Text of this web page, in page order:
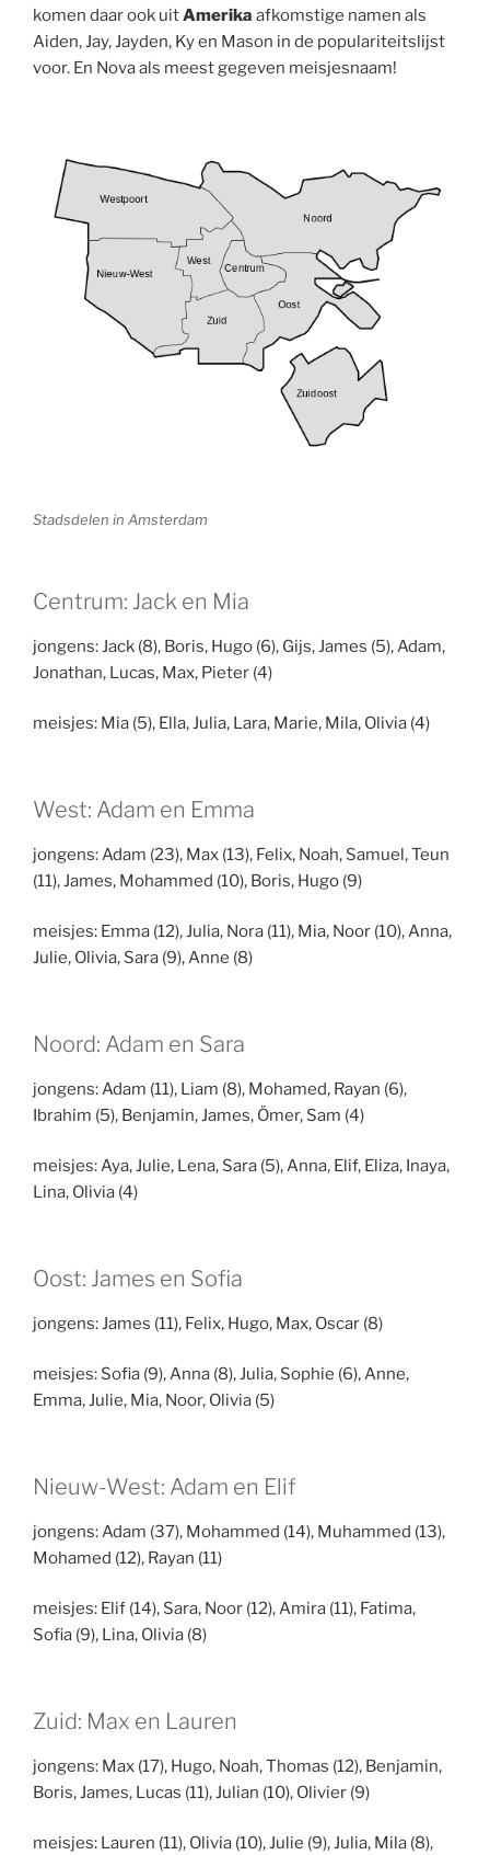
komen daar ook uitAmerika afkomstige namen als
Aiden, Jay, Jayden, Ky en Mason in de populariteitslijst
voor. En Nova als meest gegeven meisjesnaam!
Stadsdelen in Amsterdam
Centrum: Jack en Mia
jongens: Jack (8), Boris, Hugo (6), Gijs, James (5), Adam,
Jonathan, Lucas, Max, Pieter (4)
meisjes: Mia (5), Ella, Julia, Lara, Marie, Mila, Olivia (4)
West: Adam en Emma
jongens: Adam (23), Max (13), Felix, Noah, Samuel, Teun
(11), James, Mohammed (10), Boris, Hugo (9)
meisjes: Emma (12), Julia, Nora (11), Mia, Noor (10), Anna,
Julie, Olivia, Sara (9), Anne (8)
Noord: Adam en Sara
jongens: Adam (11), Liam (8), Mohamed, Rayan (6),
Ibrahim (5), Benjamin, James, Ömer, Sam (4)
meisjes: Aya, Julie, Lena, Sara (5), Anna, Elif, Eliza, Inaya,
Lina, Olivia (4)
Oost: James en Sofia
jongens: James (11), Felix, Hugo, Max, Oscar (8)
meisjes: Sofia (9), Anna (8), Julia, Sophie (6), Anne,
Emma, Julie, Mia, Noor, Olivia (5)
Nieuw-West: Adam en Elif
jongens: Adam (37), Mohammed (14), Muhammed (13),
Mohamed (12), Rayan (11)
meisjes: Elif (14), Sara, Noor (12), Amira (11), Fatima,
Sofia (9), Lina, Olivia (8)
Zuid: Max en Lauren
jongens: Max (17), Hugo, Noah, Thomas (12), Benjamin,
Boris, James, Lucas (11), Julian (10), Olivier (9)
meisjes: Lauren (11), Olivia (10), Julie (9), Julia, Mila (8),